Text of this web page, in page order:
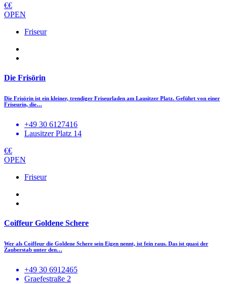
€€
OPEN
Friseur
Die Frisörin
Die Frisörin ist ein kleiner, trendiger Friseurladen am Lausitzer Platz. Geführt von einer
Friseurin, die…
+49 30 6127416
Lausitzer Platz 14
€€
OPEN
Friseur
Coiffeur Goldene Schere
Wer als Coiffeur die Goldene Schere sein Eigen nennt, ist fein raus. Das ist quasi der
Zauberstab unter den…
+49 30 6912465
Graefestraße 2